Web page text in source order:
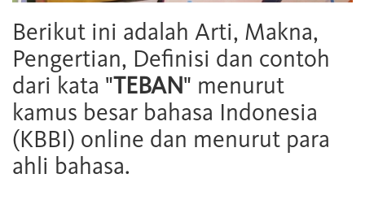
Berikut ini adalah Arti, Makna,
Pengertian, Definisi dan contoh
dari kata "TEBAN" menurut
kamus besar bahasa Indonesia
(KBBI) online dan menurut para
ahli bahasa.